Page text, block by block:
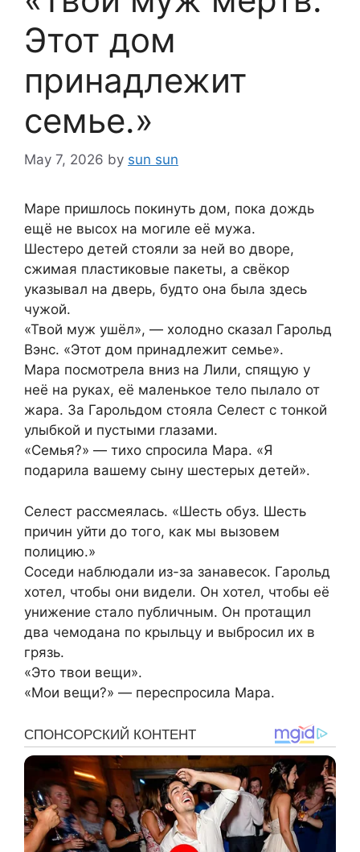
Этот дом
принадлежит
семье.»
May 7, 2026 by sun sun
Маре пришлось покинуть дом, пока дождь
ещё не высох на могиле её мужа.
Шестеро детей стояли за ней во дворе,
сжимая пластиковые пакеты, а свёкор
указывал на дверь, будто она была здесь
чужой.
«Твой муж ушёл», — холодно сказал Гарольд
Вэнс. «Этот дом принадлежит семье».
Мара посмотрела вниз на Лили, спящую у
неё на руках, её маленькое тело пылало от
жара. За Гарольдом стояла Селест с тонкой
улыбкой и пустыми глазами.
«Семья?» — тихо спросила Мара. «Я
подарила вашему сыну шестерых детей».
Селест рассмеялась. «Шесть обуз. Шесть
причин уйти до того, как мы вызовем
полицию.»
Соседи наблюдали из-за занавесок. Гарольд
хотел, чтобы они видели. Он хотел, чтобы её
унижение стало публичным. Он протащил
два чемодана по крыльцу и выбросил их в
грязь.
«Это твои вещи».
«Мои вещи?» — переспросила Мара.